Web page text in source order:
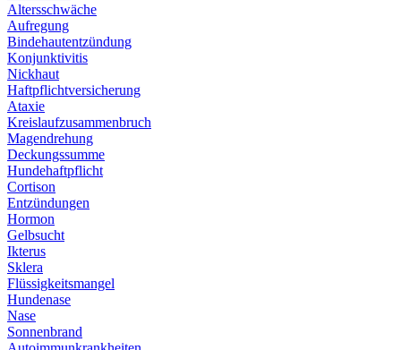
Altersschwäche
Aufregung
Bindehautentzündung
Konjunktivitis
Nickhaut
Haftpflichtversicherung
Ataxie
Kreislaufzusammenbruch
Magendrehung
Deckungssumme
Hundehaftpflicht
Cortison
Entzündungen
Hormon
Gelbsucht
Ikterus
Sklera
Flüssigkeitsmangel
Hundenase
Nase
Sonnenbrand